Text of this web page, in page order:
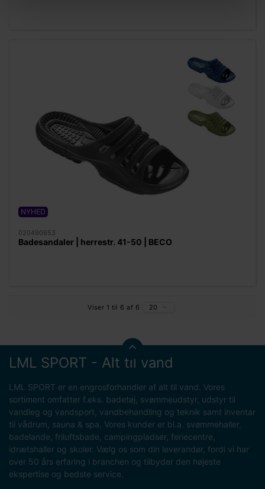
NYHED
020490653
Badesandaler | herrestr. 41-50 | BECO
Viser 1 til 6 af 6 20
LML SPORT - Alt til vand
LML SPORT er en engrosforhandler af alt til vand. Vores
sortiment omfatter f.eks. badetøj, svømmeudstyr, udstyr til
vandleg og vandsport, vandbehandling og teknik samt inventar
til vådrum, sauna & spa. Vores kunder er bl.a. svømmehaller,
badelande, friluftsbade, campingpladser, feriecentre,
idrætshaller og skoler. Vælg os som din leverandør, fordi vi har
over 50 års erfaring i branchen og tilbyder den højeste
ekspertise og bedste service.